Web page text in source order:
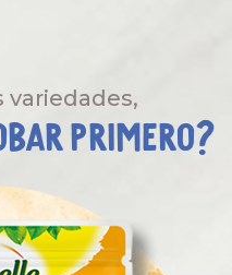
variedades,
primero?